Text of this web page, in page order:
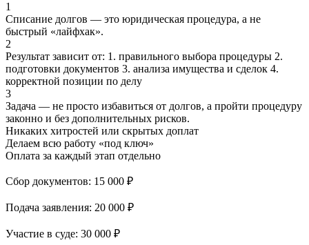
1
Списание долгов — это юридическая процедура, а не
быстрый «лайфхак».
2
Результат зависит от: 1. правильного выбора процедуры 2.
подготовки документов 3. анализа имущества и сделок 4.
корректной позиции по делу
3
Задача — не просто избавиться от долгов, а пройти процедуру
законно и без дополнительных рисков.
Никаких хитростей или скрытых доплат
Делаем всю работу «под ключ»
Оплата за каждый этап отдельно
Сбор документов: 15 000 ₽
Подача заявления: 20 000 ₽
Участие в суде: 30 000 ₽